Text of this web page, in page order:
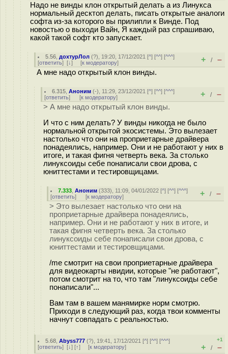
Надо не винды клон открытый делать а из Линукса
нормальный десктоп делать, писать открытые аналоги
софта из-за которого вы прилипли к Винде. Под
новостью о выходи Вайн, Я каждый раз спрашиваю,
какой такой софт кто запускает.
5.56 дохтурЛол (?), 19:20, 17/12/2021 [^] [^^] [^^^]
[ответить] [↓] [к модератору] + / –
А мне надо открытый клон винды.
6.315 ,Аноним (-), 11:29, 23/12/2021 [^] [^^] [^^^]
[ответить] [к модератору] + / –
> А мне надо открытый клон винды.
И что с ним делать? У винды никогда не было
нормальной открытой экосистемы. Это вылезает
настолько что они на проприетарные драйвера
понадеялись, например. Они и не работают у них в
итоге, и такая фигня четверть века. За столько
линуксоиды себе понаписали свои дрова, с
юниттестами и тестировщицами.
7.333 ,Аноним (333), 11:09, 04/01/2022 [^] [^^] [^^^]
[ответить] [к модератору] + / –
> Это вылезает настолько что они на
проприетарные драйвера понадеялись,
например. Они и не работают у них в итоге, и
такая фигня четверть века. За столько
линуксоиды себе понаписали свои дрова, с
юниттестами и тестировщицами.
/me смотрит на свои проприетарные драйвера
для видеокарты нвидии, которые "не работают",
потом смотрит на то, что там "линуксоиды себе
понаписали"...
Вам там в вашем манямирке норм смотрю.
Приходи в следующий раз, когда твои комменты
начнут совпадать с реальностью.
5.68 ,Abyss777 (?), 19:41, 17/12/2021 [^] [^^] [^^^]
[ответить] [↓] [↑] [к модератору]
+1
+ / –